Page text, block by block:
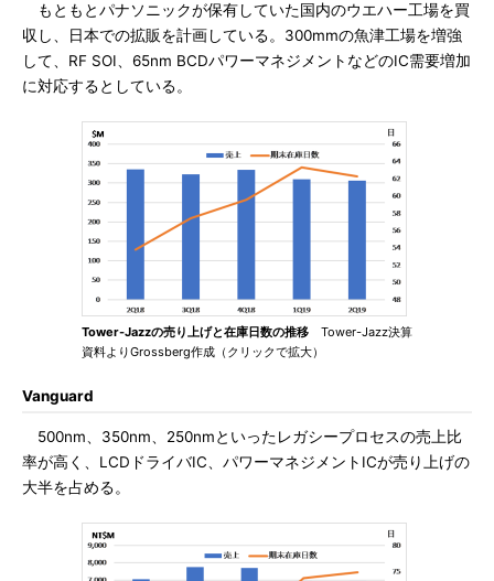
もともとパナソニックが保有していた国内のウエハー工場を買
収し、日本での拡販を計画している。300mmの魚津工場を増強
して、RF SOI、65nm BCDパワーマネジメントなどのIC需要増加
に対応するとしている。
Tower-Jazzの売り上げと在庫日数の推移 Tower-Jazz決算
資料よりGrossberg作成（クリックで拡大）
Vanguard
500nm、350nm、250nmといったレガシープロセスの売上比
率が高く、LCDドライバIC、パワーマネジメントICが売り上げの
大半を占める。